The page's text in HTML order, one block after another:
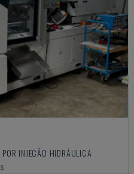
INJEÇÃO HIDRÁULICA